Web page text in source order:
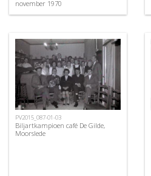
november 1970
PV2015_087-01-03
Biljartkampioen café De Gilde,
Moorslede